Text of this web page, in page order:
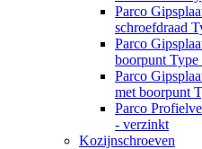
Parco
schroefdraad
Parco
boorpunt Type
Parco
met boorpunt
Parco
- verzinkt
Kozijnschroeven